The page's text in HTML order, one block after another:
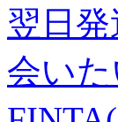
翌日
会いた